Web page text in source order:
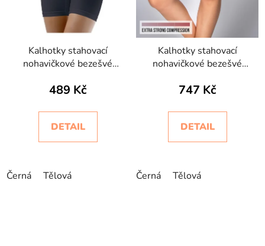
Kalhotky stahovací
nohavičkové bezešvé
489 Kč
DETAIL
Černá Tělová
Kalhotky stahovací
nohavičkové bezešvé
Invisibile
747 Kč
DETAIL
Černá Tělová